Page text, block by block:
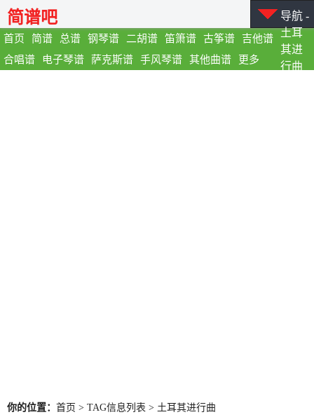
首页 简谱 总谱 钢琴谱 二胡谱 笛箫谱 古筝谱
吉他谱
合唱谱
电子琴谱 萨克斯谱 手风琴谱 其他曲谱 更多
简谱吧
导航 -
土耳
其进
行曲
你的位置： 首页 > TAG信息列表 > 土耳其进行曲